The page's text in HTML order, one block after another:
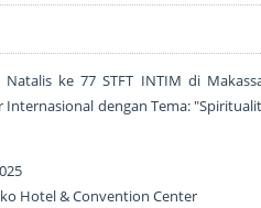
Natalis ke 77 STFT INTIM di
Internasional dengan Tema:
Hotel & Convention Center